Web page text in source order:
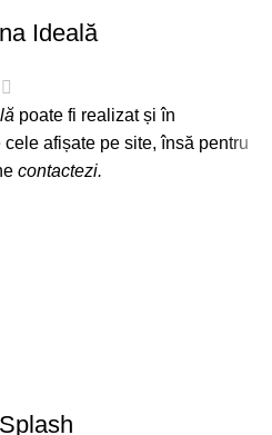
Ideală
poate fi realizat și în
cele afișate pe site, însă pentru
contactezi.